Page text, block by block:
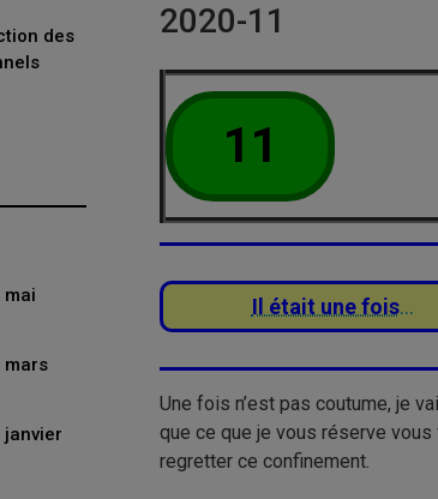
des
mai
mars
janvier
2020-11
11
Il était une fois…
Une fois n’est pas coutume, je
que ce que je vous réserve
regretter ce confinement.